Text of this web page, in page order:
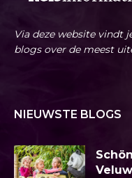
Via deze website vindt
blogs over de meest
NIEUWSTE BLOGS